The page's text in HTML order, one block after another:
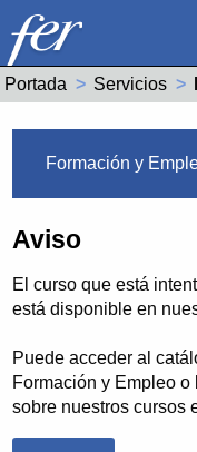
Portada Servicios
Formación y
Aviso
El curso que está
está disponible en
Puede acceder al
Formación y Empleo
sobre nuestros cursos